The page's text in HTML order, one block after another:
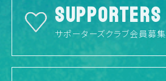
SUPPORTERS
サポーターズクラブ会員募集